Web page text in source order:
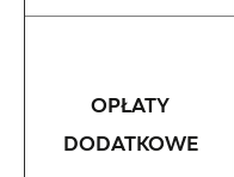
OPŁATY
DODATKOWE